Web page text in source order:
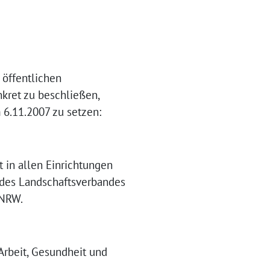
öffentlichen
zu beschließen,
zu setzen:
in allen Einrichtungen
Landschaftsverbandes
Gesundheit und